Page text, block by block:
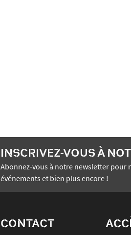
INSCRIVEZ-VOUS À
Abonnez-vous à notre newsletter pour
événements et bien plus encore !
CONTACT